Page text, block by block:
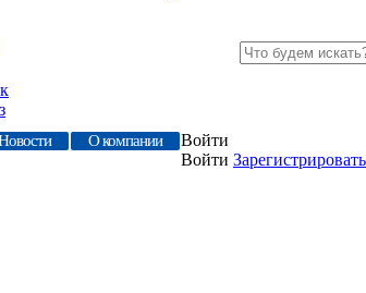
О компании
Войти
Войти